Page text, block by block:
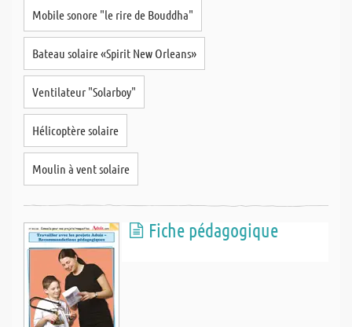
Mobile sonore "le rire de Bouddha"
Bateau solaire «Spirit New Orleans»
Ventilateur "Solarboy"
Hélicoptère solaire
Moulin à vent solaire
Fiche pédagogique